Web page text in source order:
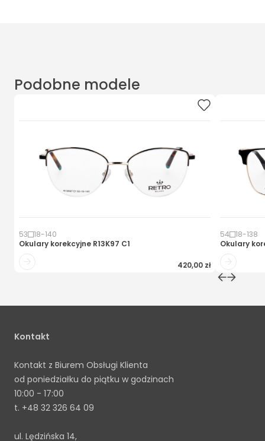
Podobne modele
53 18-140
Okulary korekcyjne R13K97 C1
420,00 zł
54 18-138
Okulary
Kontakt
Kontakt z Biurem Obsługi Klienta
od poniedziałku do piątku w godzinach
10:00 - 17:00
t. +48 32 326 64 09
ul. Lędzińska 14,